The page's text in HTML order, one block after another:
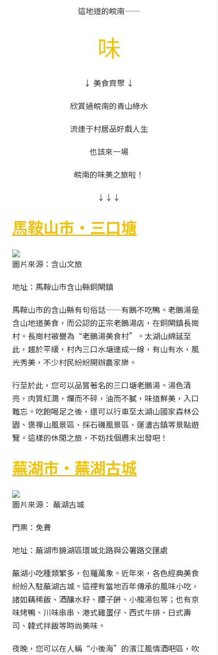
這地道的皖南——
味
↓ 美食齊聚 ↓
欣賞過皖南的青山綠水
流連于村居品好戲人生
也該來一場
皖南的味美之旅啦！
↓↓↓
馬鞍山市·三口塘
圖片來源：含山文旅
地址：馬鞍山市含山縣銅閘鎮
馬鞍山市的含山縣有句俗話——有鵝不吃鴨。老鵝湯是
含山地道美食，而公認的正宗老鵝湯店，在銅閘鎮長崗
村。長崗村被譽為“老鵝湯美食村”。太湖山綿延至
此，趨於平緩，村內三口水塘連成一線，有山有水，風
光秀美，不少村民紛紛開辦農家樂。
行至於此，您可以品嘗著名的三口塘老鵝湯。湯色清
亮，肉質紅潤，爛而不碎，油而不膩，味道鮮美，入口
難忘。吃飽喝足之後，還可以行車至太湖山國家森林公
園、褒禪山風景區、採石磯風景區、運漕古鎮等景點遊
覽。這樣的休閒之旅，不妨找個週末出發吧！
蕪湖市·蕪湖古城
圖片來源： 蕪湖古城
門票：免費
地址：蕪湖市鏡湖區環城北路與公署路交匯處
蕪湖小吃種類繁多，包羅萬象。近年來，各色經典美食
紛紛入駐蕪湖古城。這裡有當地百年傳承的風味小吃，
諸如藕稀飯、酒釀水籽、腰子餅、小籠湯包等；也有京
味烤鴨、川味串串、港式雞蛋仔、西式牛排、日式壽
司、韓式拌飯等時尚美味。
夜晚，您可以在人稱“小後海”的濱江風情酒吧區，吹